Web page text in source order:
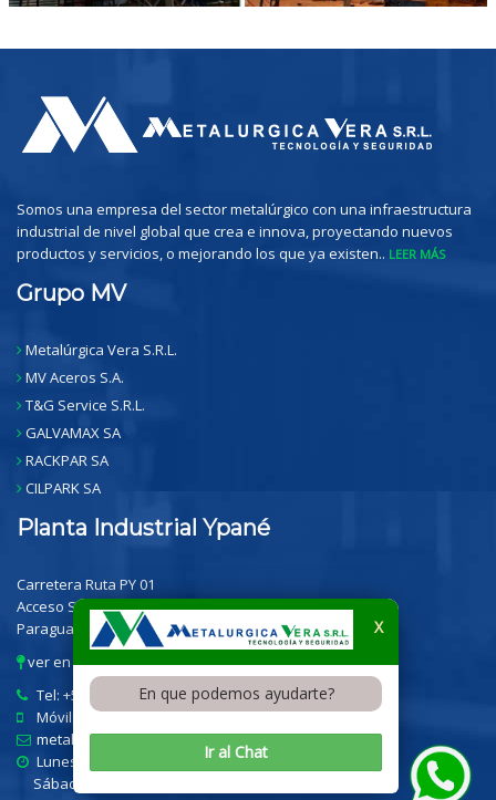
X
En que podemos ayudarte?
Ir al Chat
Somos una empresa del sector metalúrgico con una infraestructura
industrial de nivel global que crea e innova, proyectando nuevos
productos y servicios, o mejorando los que ya existen.. LEER MÁS
Grupo MV
Metalúrgica Vera S.R.L.
MV Aceros S.A.
T&G Service S.R.L.
GALVAMAX SA
RACKPAR SA
CILPARK SA
Planta Industrial Ypané
Carretera Ruta PY 01
Acceso Sur Km 28,6 - Ypane
Paraguay
ver en Google Maps
Tel: +595 21 3283242/3
Móvil: +595 986 280300
metalurgicavera.com.py
Lunes a Viernes de 7:00 a 17:20 hs
Sábados de 7:00 a 12:00 hs